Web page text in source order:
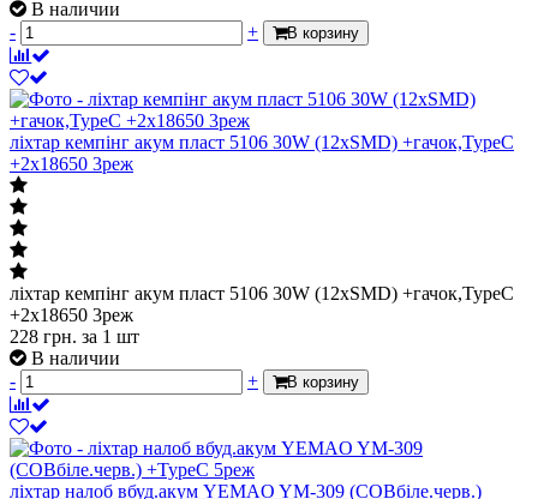
В наличии
-
+ В корзину
ліхтар кемпінг акум пласт 5106 30W (12xSMD) +гачок,TypeC
+2х18650 3реж
ліхтар кемпінг акум пласт 5106 30W (12xSMD) +гачок,TypeC
+2х18650 3реж
228 грн. за 1 шт
В наличии
-
+ В корзину
ліхтар налоб вбуд.акум YEMAO YM-309 (COBбіле.черв.)